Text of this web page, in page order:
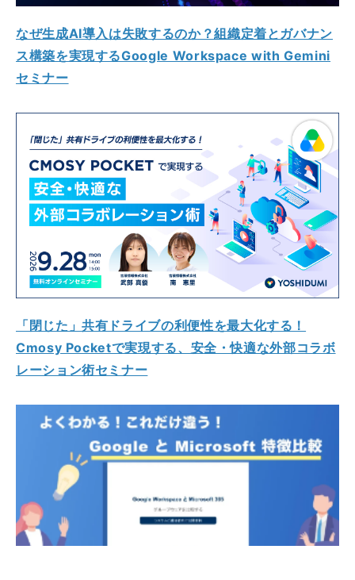
なぜ生成AI導入は失敗するのか？組織定着とガバナン
ス構築を実現するGoogle Workspace with Gemini
セミナー
「閉じた」共有ドライブの利便性を最大化する！
Cmosy Pocketで実現する、安全・快適な外部コラボ
レーション術セミナー